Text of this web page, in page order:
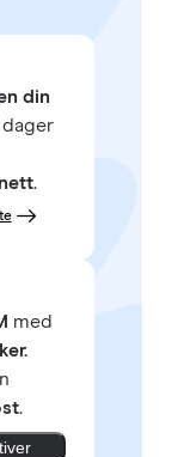
din
dager
.
med
.